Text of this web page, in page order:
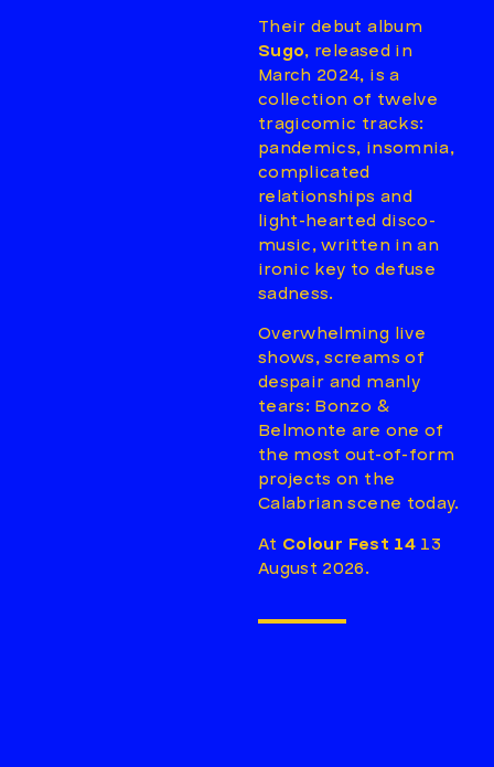
Their debut album
Sugo, released in
March 2024, is a
collection of twelve
tragicomic tracks:
pandemics, insomnia,
complicated
relationships and
light-hearted disco-
music, written in an
ironic key to defuse
sadness.
Overwhelming live
shows, screams of
despair and manly
tears: Bonzo &
Belmonte are one of
the most out-of-form
projects on the
Calabrian scene today.
At Colour Fest 1413
August 2026.